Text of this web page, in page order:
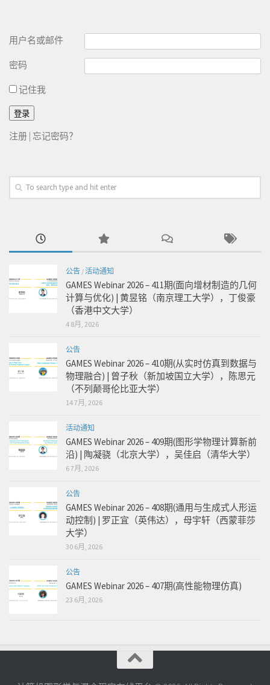
用户名或邮件
密码
记住我
注册 | 忘记密码？
公告 /活动通知
GAMES Webinar 2026 – 411期(面向增材制造的几何
计算与优化) | 黄昱铭（南京理工大学），丁俊豪
（香港中文大学）
4 8月, 2026
公告
GAMES Webinar 2026 – 410期(从实时仿真到数据与
物理融合) | 曾子秋（新加坡国立大学），陈思元
（不列颠哥伦比亚大学）
14 7月, 2026
活动通知
GAMES Webinar 2026 – 409期(图形学物理计算新前
沿) | 陶凝骁（北京大学），吴佳启（清华大学）
6 7月, 2026
公告
GAMES Webinar 2026 – 408期(通用与生成式人形运
动控制) | 罗正宜（英伟达），母宇轩（西蒙菲莎
大学）
30 6月, 2026
公告
GAMES Webinar 2026 – 407期(高性能物理仿真)
23 6月, 2026